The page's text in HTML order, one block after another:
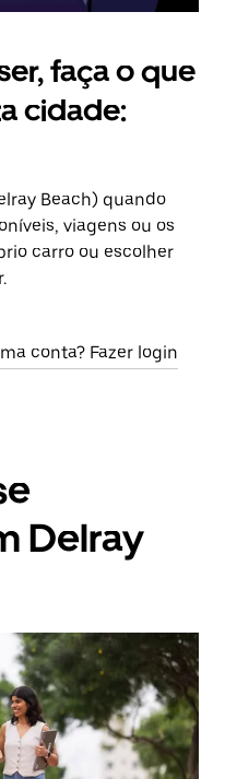
faça o que
cidade:
Beach) quando
viagens ou os
carro ou escolher
conta? Fazer login
Delray